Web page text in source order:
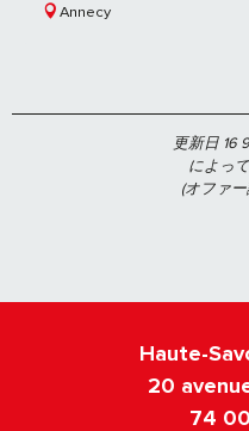
Annecy
更新日 16
によっ
(オファ
Haute-
20
74